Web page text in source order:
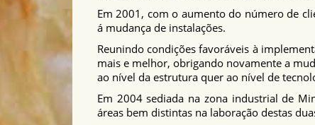
Em 2001, com o aumento do número de
á mudança de instalações.
Reunindo condições favoráveis à
mais e melhor, obrigando novamente a
ao nível da estrutura quer ao nível de
Em 2004 sediada na zona industrial de
áreas bem distintas na laboração destas